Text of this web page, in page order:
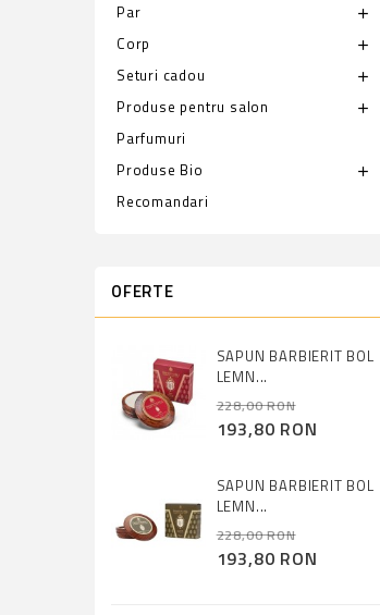
Par add
Corp add
Seturi cadou add
Produse pentru salon add
Parfumuri
Produse Bio
add
Recomandari
OFERTE
SAPUN BARBIERIT BOL
LEMN...
228,00 RON
193,80 RON
SAPUN BARBIERIT BOL
LEMN...
228,00 RON
193,80 RON